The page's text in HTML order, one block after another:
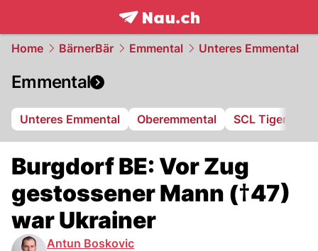
frontpage.NAU.ch
Home BärnerBär Emmental Unteres Emmental
Emmental
Unteres Emmental Oberemmental SCL Tigers
Burgdorf BE: Vor Zug
gestossener Mann (†47)
war Ukrainer
Antun Boskovic